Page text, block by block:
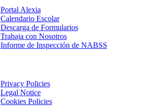
Portal Alexia
Calendario Escolar
Descarga de Formularios
Trabaja con Nosotros
Informe de Inspección de NABSS
Privacy Policies
Legal Notice
Cookies Policies